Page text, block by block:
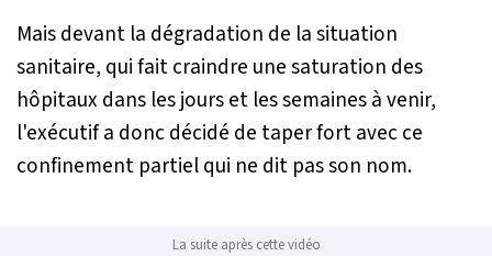
Mais devant la dégradation de la situation
sanitaire, qui fait craindre une saturation des
hôpitaux dans les jours et les semaines à venir,
l'exécutif a donc décidé de taper fort avec ce
confinement partiel qui ne dit pas son nom.
La suite après cette vidéo